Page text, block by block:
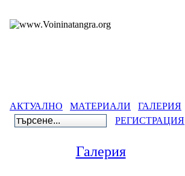
АКТУАЛНО МАТЕРИАЛИ ГАЛЕРИЯ
РЕГИСТРАЦИЯ
Галерия